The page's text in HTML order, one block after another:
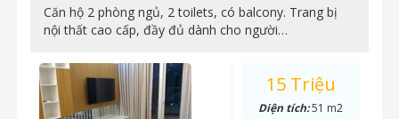
Căn hộ 2 phòng ngủ, 2 toilets, có balcony. Trang bị
nội thất cao cấp, đầy đủ dành cho người…
15 Triệu
Diện tích:51 m2